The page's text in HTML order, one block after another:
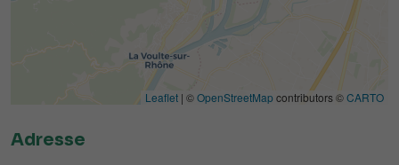
Leaflet | ©OpenStreetMapcontributors ©CARTO
Adresse